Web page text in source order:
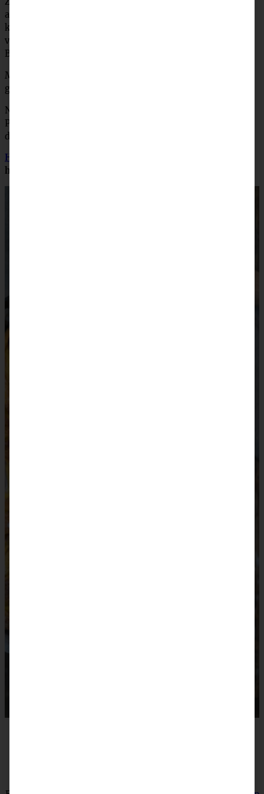
aufrollen. Die Rolle jetzt der Länge nach in der Mitte
komplett durchschneiden. Beide Teile miteinander
verschlingen, zu einem Kranz winden und auf ein mit
Backpapier ausgelegtes Backblech legen.
Mit etwas Milch bestreichen und für 35 – 40 Minuten
goldbraun backen.
Nach Belieben noch einen Guss aus Milch und
Puderzucker rühren und den Kranz nach dem Backen
damit beträufeln.
Hier
herstellt!